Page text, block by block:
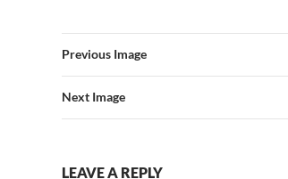
Previous Image
Next Image
LEAVE A REPLY